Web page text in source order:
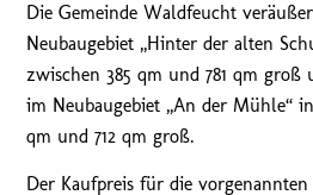
Die Gemeinde Waldfeucht
Neubaugebiet „Hinter der alten
zwischen 385 qm und 781 qm groß
im Neubaugebiet „An der Mühle“
qm und 712 qm groß.
Der Kaufpreis für die